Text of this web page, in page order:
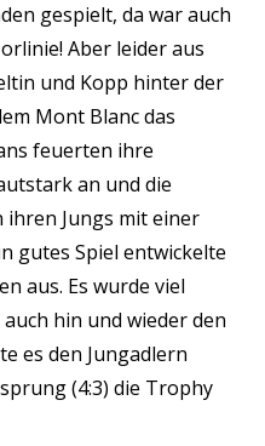
gespielt, da war auch
Aber leider aus
und Kopp hinter der
Mont Blanc das
feuerten ihre
an und die
ihren Jungs mit einer
gutes Spiel entwickelte
aus. Es wurde viel
hin und wieder den
es den Jungadlern
(4:3) die Trophy